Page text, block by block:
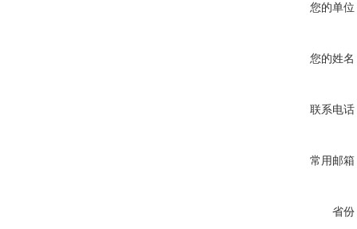
您的单位
您的姓名
联系电话
常用邮箱
省份